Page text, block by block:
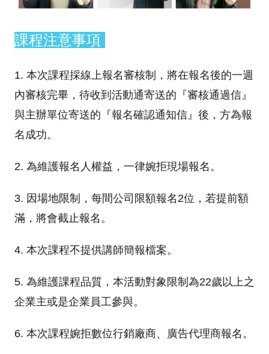
課程注意事項
1. 本次課程採線上報名審核制，將在報名後的一週
內審核完畢，待收到活動通寄送的『審核通過信』
與主辦單位寄送的『報名確認通知信』後，方為報
名成功。
2. 為維護報名人權益，一律婉拒現場報名。
3. 因場地限制，每間公司限額報名2位，若提前額
滿，將會截止報名。
4. 本次課程不提供講師簡報檔案。
5. 為維護課程品質，本活動對象限制為22歲以上之
企業主或是企業員工參與。
6. 本次課程婉拒數位行銷廠商、廣告代理商報名。